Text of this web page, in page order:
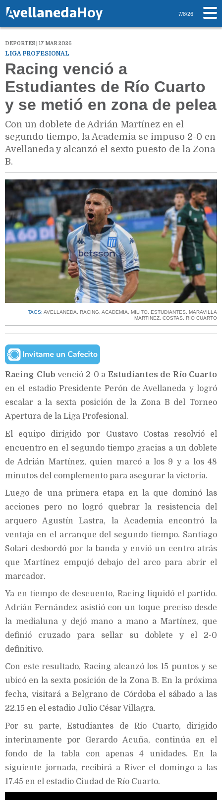
7/8/26
DEPORTES | 17 MAR 2026
LIGA PROFESIONAL
Racing venció a
Estudiantes de Río Cuarto
y se metió en zona de pelea
Con un doblete de Adrián Martínez en el
segundo tiempo, la Academia se impuso 2-0 en
Avellaneda y alcanzó el sexto puesto de la Zona
B.
TAGS: AVELLANEDA, RACING, ACADEMIA, MILITO, ESTUDIANTES, MARAVILLA
MARTINEZ, COSTAS, RIO CUARTO
Racing Club venció 2-0 a Estudiantes de Río Cuarto
en el estadio Presidente Perón de Avellaneda y logró
escalar a la sexta posición de la Zona B del Torneo
Apertura de la Liga Profesional.
El equipo dirigido por Gustavo Costas resolvió el
encuentro en el segundo tiempo gracias a un doblete
de Adrián Martínez, quien marcó a los 9 y a los 48
minutos del complemento para asegurar la victoria.
Luego de una primera etapa en la que dominó las
acciones pero no logró quebrar la resistencia del
arquero Agustín Lastra, la Academia encontró la
ventaja en el arranque del segundo tiempo. Santiago
Solari desbordó por la banda y envió un centro atrás
que Martínez empujó debajo del arco para abrir el
marcador.
Ya en tiempo de descuento, Racing liquidó el partido.
Adrián Fernández asistió con un toque preciso desde
la medialuna y dejó mano a mano a Martínez, que
definió cruzado para sellar su doblete y el 2-0
definitivo.
Con este resultado, Racing alcanzó los 15 puntos y se
ubicó en la sexta posición de la Zona B. En la próxima
fecha, visitará a Belgrano de Córdoba el sábado a las
22.15 en el estadio Julio César Villagra.
Por su parte, Estudiantes de Río Cuarto, dirigido
interinamente por Gerardo Acuña, continúa en el
fondo de la tabla con apenas 4 unidades. En la
siguiente jornada, recibirá a River el domingo a las
17.45 en el estadio Ciudad de Río Cuarto.